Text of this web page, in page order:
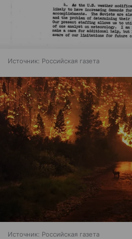
Источник: Российская газета
Источник: Российская газета